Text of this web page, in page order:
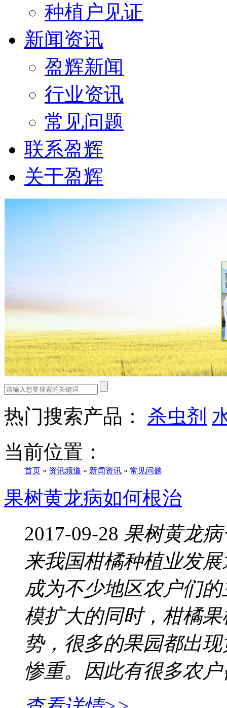
种植户见证
新闻资讯
盈辉新闻
行业资讯
常见问题
联系盈辉
关于盈辉
热门搜索产品： 杀虫剂
当前位置：
首页 » 资讯频道 » 新闻资讯 » 常见问题
果树黄龙病如何根治
2017-09-28 果树黄龙
来我国柑橘种植业发
成为不少地区农户们
模扩大的同时，柑橘
势，很多的果园都出
惨重。因此有很多农